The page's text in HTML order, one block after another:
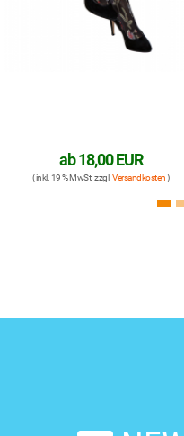
ab18,00 EUR
( inkl. 19 % MwSt. zzgl.Versandkosten)